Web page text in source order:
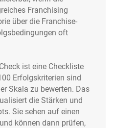
Franchising
über die Franchise-
oft
ist eine Checkliste
Erfolgskriterien sind
Skala zu bewerten. Das
die Stärken und
Sie sehen auf einen
können dann prüfen,